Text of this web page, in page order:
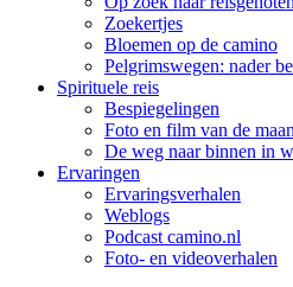
Zoekertjes
Bloemen op de camino
Pelgrimswegen: nader
Spirituele reis
Bespiegelingen
Foto en film van de
De weg naar binnen in
Ervaringen
Ervaringsverhalen
Weblogs
Podcast camino.nl
Foto- en videoverhalen